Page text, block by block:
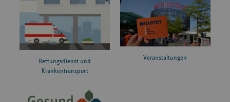
Rettungsdienst und
Krankentransport
Veranstaltungen